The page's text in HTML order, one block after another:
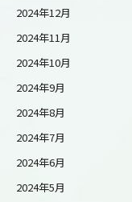
2024年12月
2024年11月
2024年10月
2024年9月
2024年8月
2024年7月
2024年6月
2024年5月